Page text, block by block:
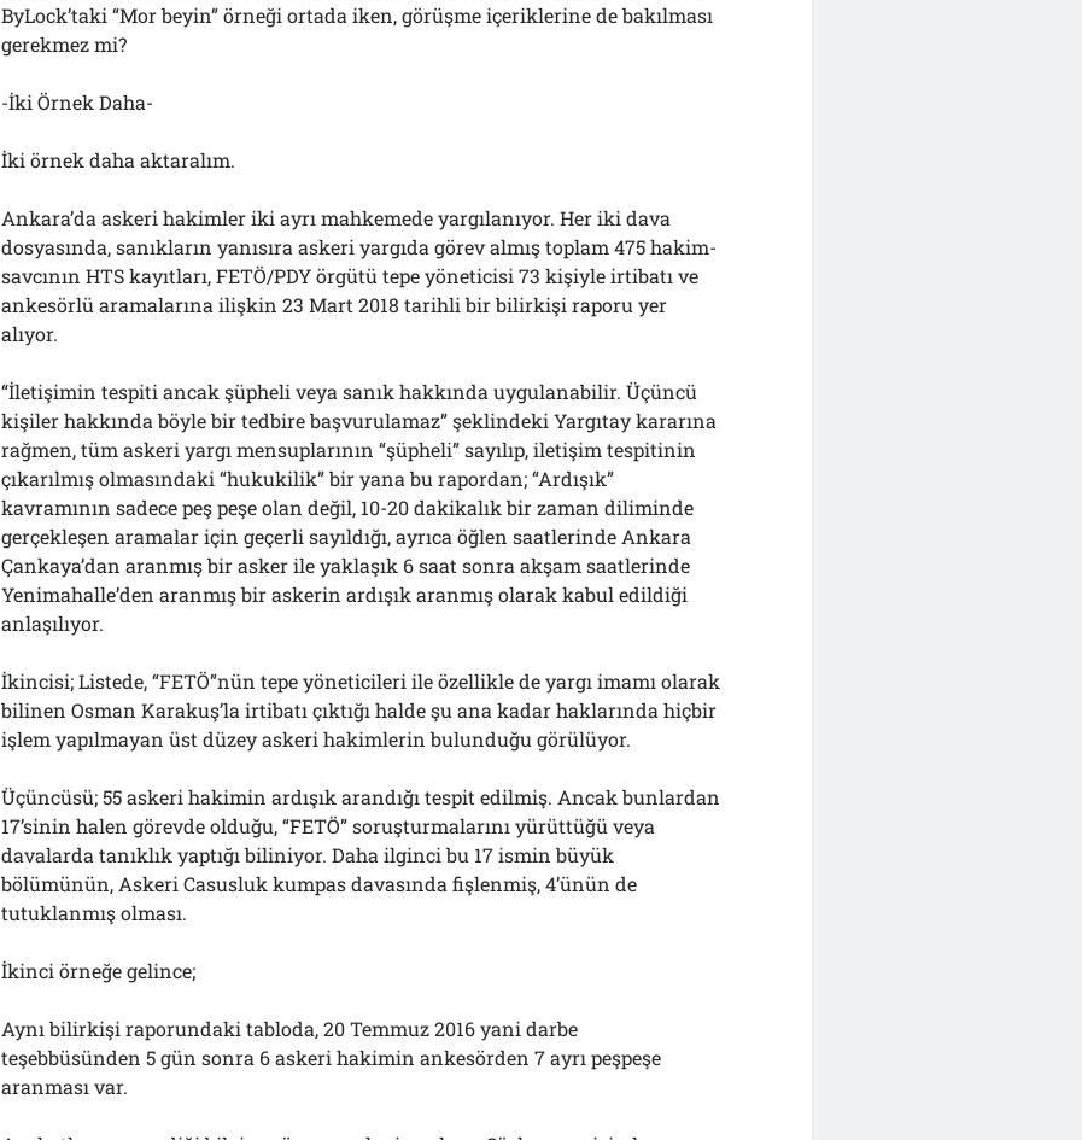
ByLock’taki “Mor beyin” örneği ortada iken, görüşme içeriklerine de bakılması
gerekmez mi?
-İki Örnek Daha-
İki örnek daha aktaralım.
Ankara’da askeri hakimler iki ayrı mahkemede yargılanıyor. Her iki dava
dosyasında, sanıkların yanısıra askeri yargıda görev almış toplam 475 hakim-
savcının HTS kayıtları, FETÖ/PDY örgütü tepe yöneticisi 73 kişiyle irtibatı ve
ankesörlü aramalarına ilişkin 23 Mart 2018 tarihli bir bilirkişi raporu yer
alıyor.
“İletişimin tespiti ancak şüpheli veya sanık hakkında uygulanabilir. Üçüncü
kişiler hakkında böyle bir tedbire başvurulamaz” şeklindeki Yargıtay kararına
rağmen, tüm askeri yargı mensuplarının “şüpheli” sayılıp, iletişim tespitinin
çıkarılmış olmasındaki “hukukilik” bir yana bu rapordan; “Ardışık”
kavramının sadece peş peşe olan değil, 10-20 dakikalık bir zaman diliminde
gerçekleşen aramalar için geçerli sayıldığı, ayrıca öğlen saatlerinde Ankara
Çankaya’dan aranmış bir asker ile yaklaşık 6 saat sonra akşam saatlerinde
Yenimahalle’den aranmış bir askerin ardışık aranmış olarak kabul edildiği
anlaşılıyor.
İkincisi; Listede, “FETÖ”nün tepe yöneticileri ile özellikle de yargı imamı olarak
bilinen Osman Karakuş’la irtibatı çıktığı halde şu ana kadar haklarında hiçbir
işlem yapılmayan üst düzey askeri hakimlerin bulunduğu görülüyor.
Üçüncüsü; 55 askeri hakimin ardışık arandığı tespit edilmiş. Ancak bunlardan
17’sinin halen görevde olduğu, “FETÖ” soruşturmalarını yürüttüğü veya
davalarda tanıklık yaptığı biliniyor. Daha ilginci bu 17 ismin büyük
bölümünün, Askeri Casusluk kumpas davasında fişlenmiş, 4’ünün de
tutuklanmış olması.
İkinci örneğe gelince;
Aynı bilirkişi raporundaki tabloda, 20 Temmuz 2016 yani darbe
teşebbüsünden 5 gün sonra 6 askeri hakimin ankesörden 7 ayrı peşpeşe
aranması var.